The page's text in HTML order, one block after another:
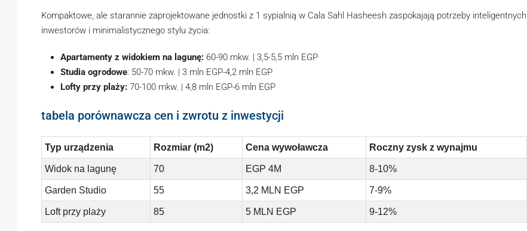
Kompaktowe, ale starannie zaprojektowane jednostki z 1 sypialnią w Cala Sahl Hasheesh zaspokajają potrzeby inteligentnych
inwestorów i minimalistycznego stylu życia:
Apartamenty z widokiem na lagunę: 60-90 mkw. | 3,5-5,5 mln EGP
Studia ogrodowe: 50-70 mkw. | 3 mln EGP-4,2 mln EGP
Lofty przy plaży: 70-100 mkw. | 4,8 mln EGP-6 mln EGP
tabela porównawcza cen i zwrotu z inwestycji
Typ urządzenia Rozmiar (m2) Cena wywoławcza Roczny zysk z wynajmu
Widok na lagunę 70 EGP 4M 8-10%
Garden Studio 55 3,2 MLN EGP 7-9%
Loft przy plaży 85 5 MLN EGP 9-12%